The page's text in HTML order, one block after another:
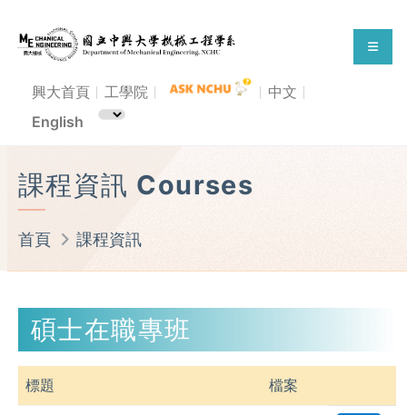
興大首頁 工學院
中文
English
課程資訊 Courses
首頁 課程資訊
碩士在職專班
標題 檔案